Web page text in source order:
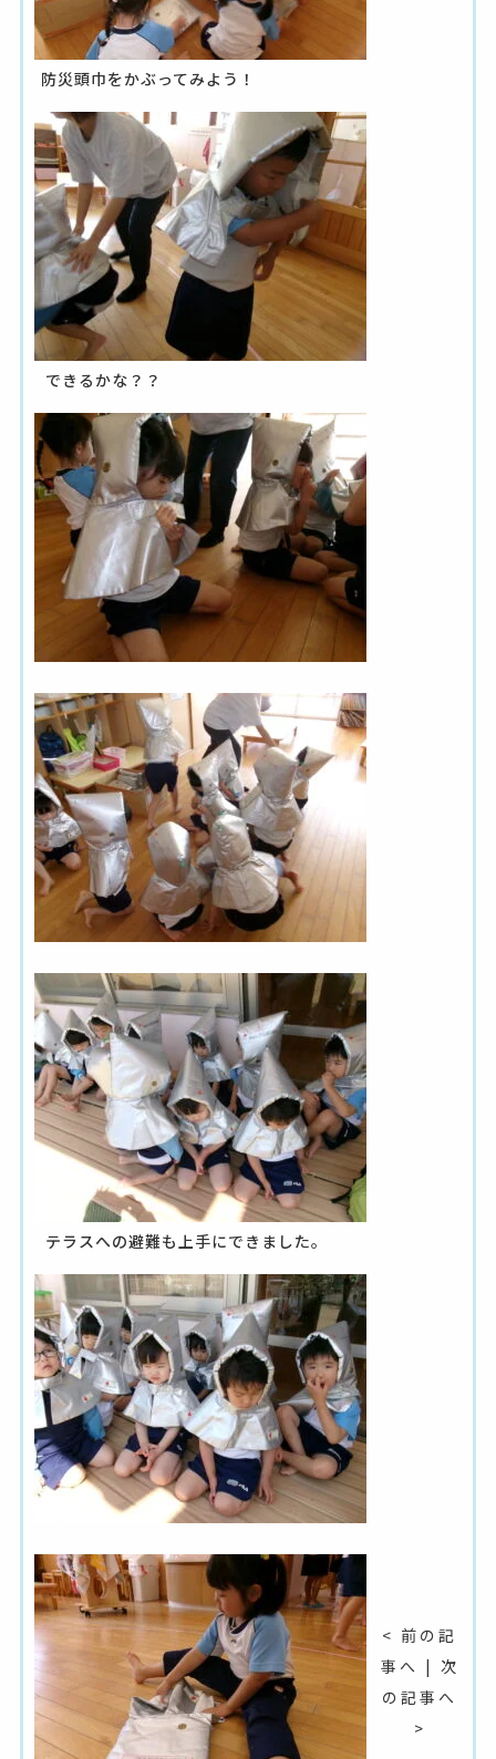
防災頭巾をかぶってみよう！
できるかな？？
テラスへの避難も上手にできました。
< 前の記
事へ | 次
の記事へ
>